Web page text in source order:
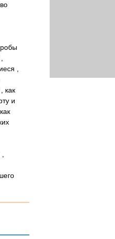
,
как
и